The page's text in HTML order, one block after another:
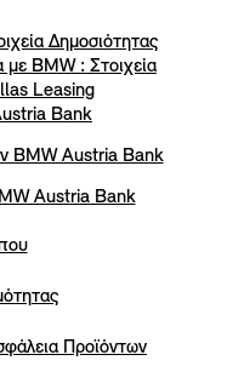
Δημοσιότητας
BMW : Στοιχεία
Leasing
Bank
BMW Austria Bank
Austria Bank
Προϊόντων